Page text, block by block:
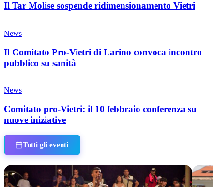
Il Tar Molise sospende ridimensionamento Vietri
News
Il Comitato Pro-Vietri di Larino convoca incontro
pubblico su sanità
News
Comitato pro-Vietri: il 10 febbraio conferenza su
nuove iniziative
Tutti gli eventi